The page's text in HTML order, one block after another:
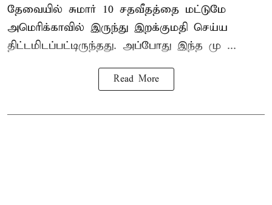
தேவையில் சுமார் 10 சதவீதத்தை மட்டுமே
அமெரிக்காவில் இருந்து இறக்குமதி செய்ய
திட்டமிடப்பட்டிருந்தது. அப்போது இந்த மு ...
Read More